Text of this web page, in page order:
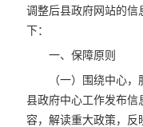
调整后县政府网站的信
下：
一、保障原则
（一）围绕中心
县政府中心工作发布信
容，解读重大政策，反